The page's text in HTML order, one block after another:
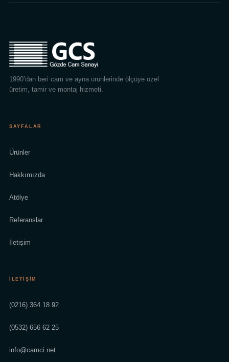
1990’dan beri cam ve ayna ürünlerinde ölçüye özel
üretim, tamir ve montaj hizmeti.
SAYFALAR
Ürünler
Hakkımızda
Atölye
Referanslar
İletişim
İLETIŞIM
(0216) 364 18 92
(0532) 656 62 25
info@camci.net